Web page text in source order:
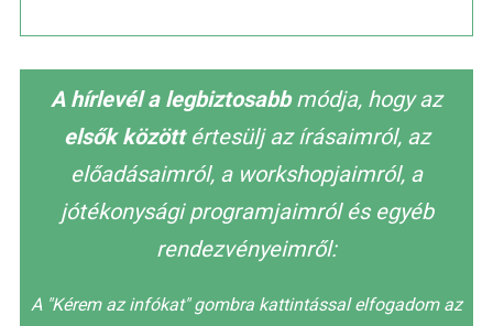
A hírlevél a legbiztosabbmódja, hogy az
elsők közöttértesülj az írásaimról, az
előadásaimról, a workshopjaimról, a
jótékonysági programjaimról és egyéb
rendezvényeimről:
A "Kérem az infókat" gombra kattintással elfogadom az